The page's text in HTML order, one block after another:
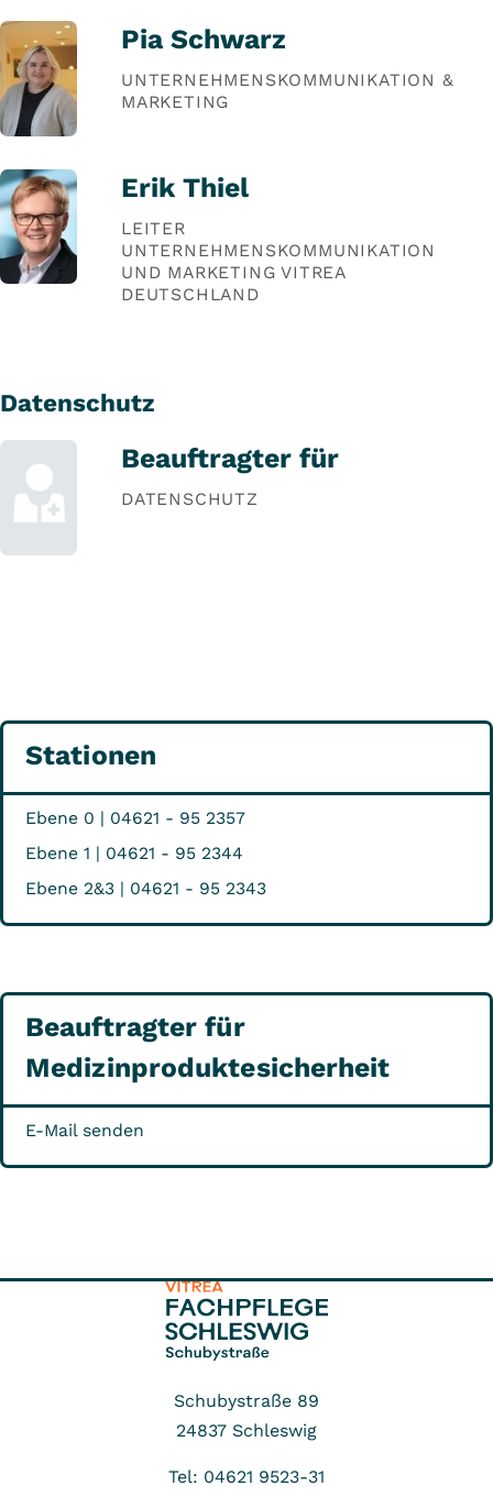
Pia Schwarz
UNTERNEHMENSKOMMUNIKATION &
MARKETING
Erik Thiel
LEITER
UNTERNEHMENSKOMMUNIKATION
UND MARKETING VITREA
DEUTSCHLAND
Datenschutz
Beauftragter für
DATENSCHUTZ
Stationen
Ebene 0 | 04621 - 95 2357
Ebene 1 | 04621 - 95 2344
Ebene 2&3 | 04621 - 95 2343
Beauftragter für
Medizinproduktesicherheit
E-Mail senden
Schubystraße 89
24837 Schleswig
Tel: 04621 9523-31